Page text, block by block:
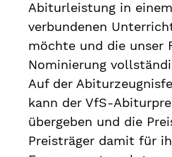
Abiturleistung in
verbundenen
möchte und die unser
Nominierung
Auf der
kann der VfS-
übergeben und die
Preisträger damit für